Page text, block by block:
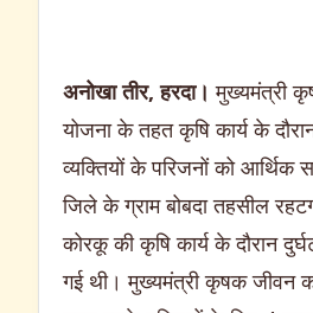
अनोखा तीर, हरदा। मुख्यमंत्री
योजना के तहत कृषि कार्य के
व्यक्तियों के परिजनों को आर्थिक
जिले के ग्राम बोबदा तहसील
कोरकू की कृषि कार्य के दौरान
गई थी। मुख्यमंत्री कृषक जीवन